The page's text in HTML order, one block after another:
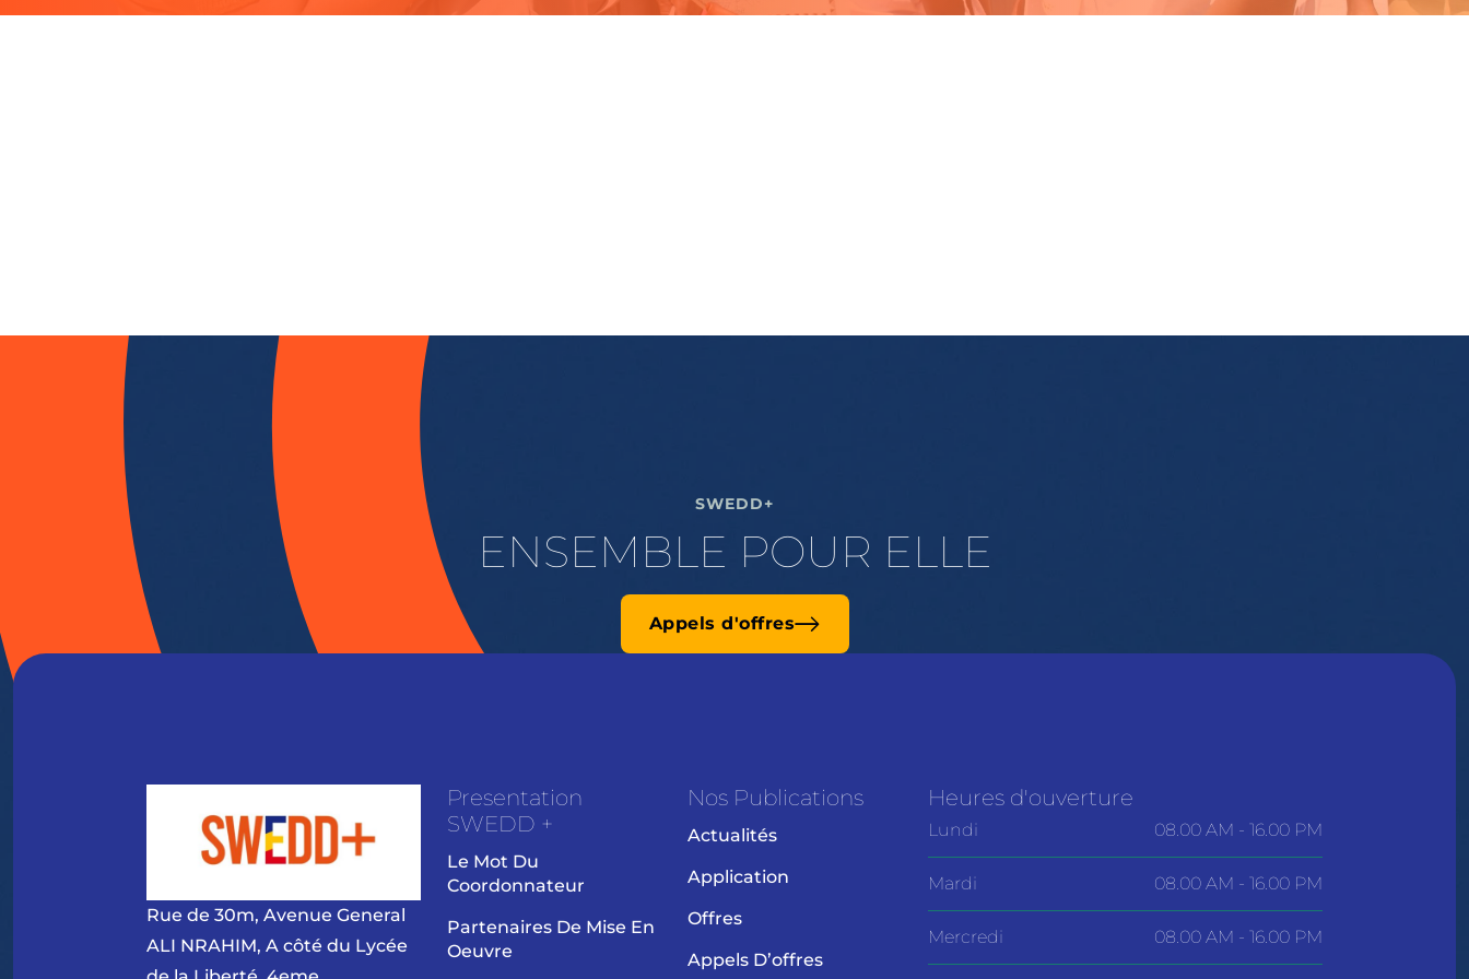
SWEDD+
ENSEMBLE POUR ELLE
Appels d'offres
Rue de 30m, Avenue General
ALI NRAHIM, A côté du Lycée
Presentation
SWEDD +
Le Mot Du
Coordonnateur
Partenaires De Mise En
Oeuvre
Nos Publications
Actualités
Application
Offres
Appels D’offres
Heures d'ouverture
Lundi 08.00 AM - 16.00 PM
Mardi 08.00 AM - 16.00 PM
Mercredi 08.00 AM - 16.00 PM